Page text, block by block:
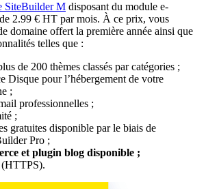
SiteBuilder M disposant du module e-
2.99 € HT par mois. À ce prix, vous
domaine offert la première année ainsi que
telles que :
de 200 thèmes classés par catégories ;
Disque pour l’hébergement de votre
;
professionnelles ;
;
gratuites disponible par le biais de
Pro ;
et plugin blog disponible ;
(HTTPS).